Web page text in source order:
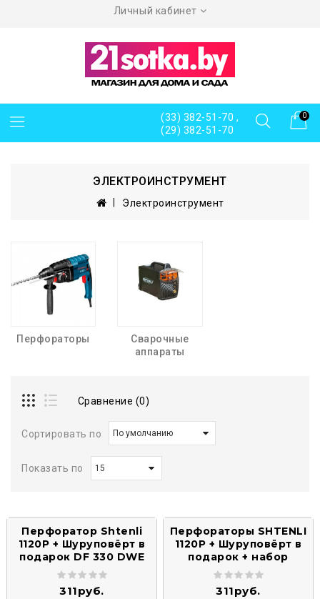
Личный кабинет
0
(33) 382-51-70 ,
(29) 382-51-70
ЭЛЕКТРОИНСТРУМЕНТ
Электроинструмент
Перфораторы
Сварочные
аппараты
Сравнение (0)
Сортировать по
Показать по
Перфоратор Shtenli
1120P + Шуруповёрт в
подарок DF 330 DWE
311руб.
Перфораторы SHTENLI
1120Р + Шуруповёрт в
подарок + набор
инструментов
311руб.